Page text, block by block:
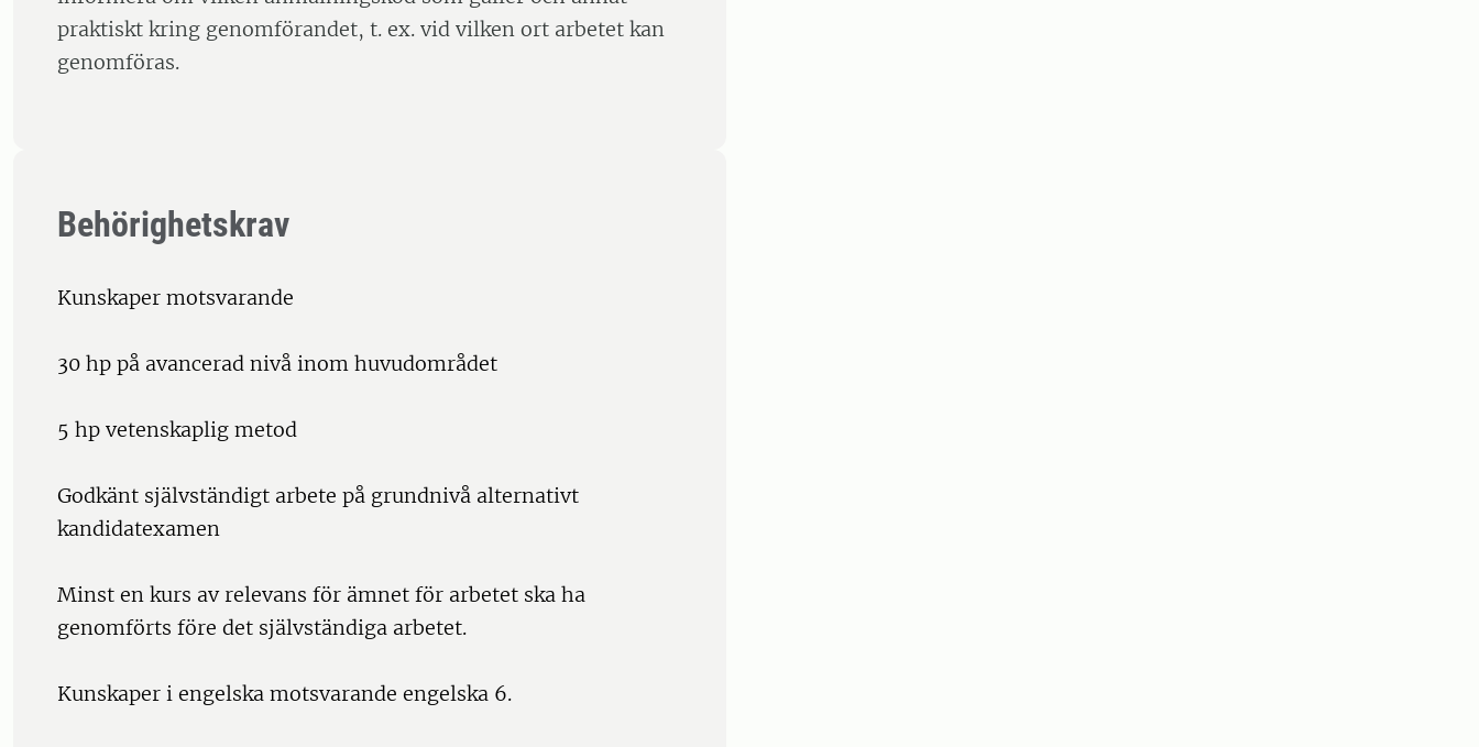
praktiskt kring genomförandet, t. ex. vid vilken ort arbetet kan
genomföras.
Behörighetskrav
Kunskaper motsvarande
30 hp på avancerad nivå inom huvudområdet
5 hp vetenskaplig metod
Godkänt självständigt arbete på grundnivå alternativt
kandidatexamen
Minst en kurs av relevans för ämnet för arbetet ska ha
genomförts före det självständiga arbetet.
Kunskaper i engelska motsvarande engelska 6.